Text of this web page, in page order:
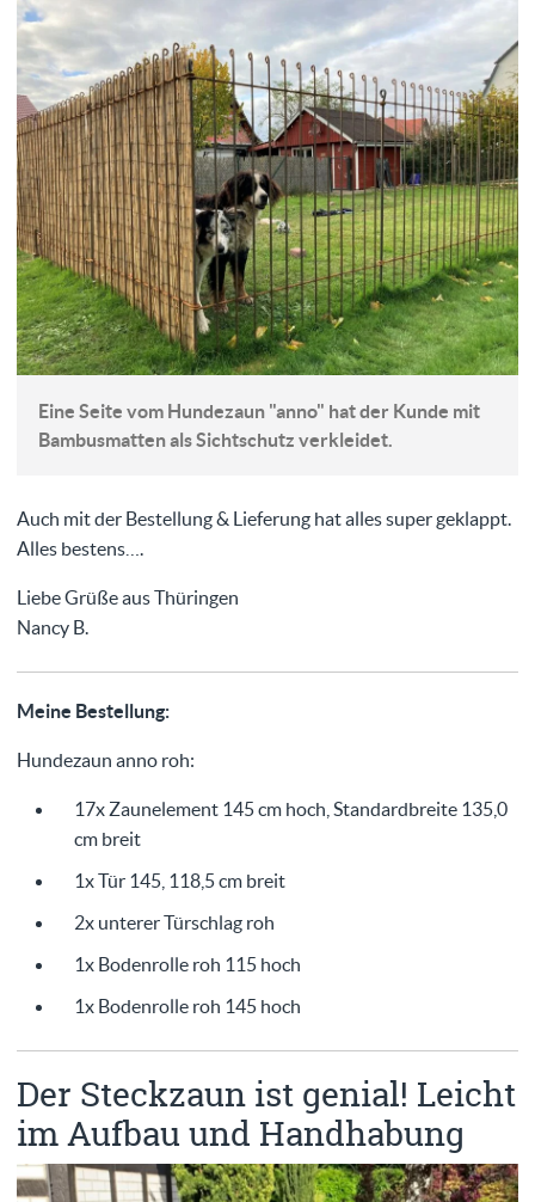
Eine Seite vom Hundezaun "anno" hat der Kunde mit
Bambusmatten als Sichtschutz verkleidet.
Auch mit der Bestellung & Lieferung hat alles super geklappt.
Alles bestens….
Liebe Grüße aus Thüringen
Nancy B.
Meine Bestellung:
Hundezaun anno roh:
17x Zaunelement 145 cm hoch, Standardbreite 135,0
cm breit
1x Tür 145, 118,5 cm breit
2x unterer Türschlag roh
1x Bodenrolle roh 115 hoch
1x Bodenrolle roh 145 hoch
Der Steckzaun ist genial! Leicht
im Aufbau und Handhabung